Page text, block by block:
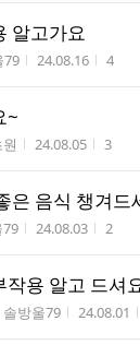
알고가요
79 작성시간
24.08.16 조회수
4
~
작성시간
24.08.05 조회수
3
은 음식 챙겨드
작성시간
24.08.03 조회수
2
작용 알고 드셔
작성자
솔방울79 작성시간
24.08.01